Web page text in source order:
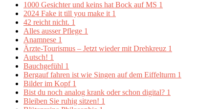
1000 Gesichter und keins hat Bock auf MS 1
2024 Fake it till you make it 1
42 reicht nicht. 1
Alles ausser Pflege 1
Anamnese 1
Ärzte-Tourismus – Jetzt wieder mit Drehkreuz 1
Autsch! 1
Bauchgefühl 1
Bergauf fahren ist wie Singen auf dem Eiffelturm 1
Bilder im Kopf 1
Bist du noch analog krank oder schon digital? 1
Bleiben Sie ruhig sitzen! 1